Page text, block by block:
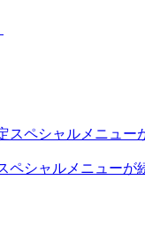
ペシャルメニューが